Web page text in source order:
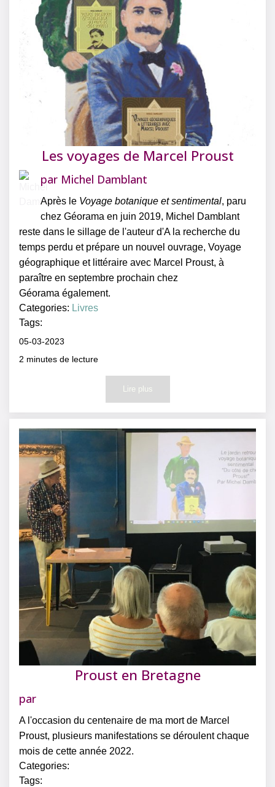
Les voyages de Marcel Proust
par Michel Damblant
Après le Voyage botanique et sentimental, paru
chez Géorama en juin 2019, Michel Damblant
reste dans le sillage de l'auteur d'A la recherche du
temps perdu et prépare un nouvel ouvrage, Voyage
géographique et littéraire avec Marcel Proust, à
paraître en septembre prochain chez
Géorama également.
Categories: Livres
Tags:
05-03-2023
2 minutes de lecture
Lire plus
Proust en Bretagne
par
A l'occasion du centenaire de ma mort de Marcel
Proust, plusieurs manifestations se déroulent chaque
mois de cette année 2022.
Categories:
Tags: